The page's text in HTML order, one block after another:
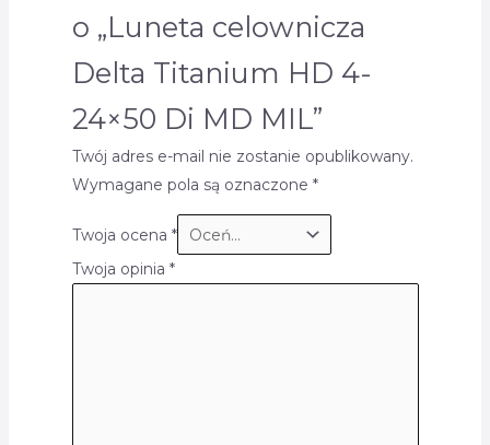
o „Luneta celownicza
Delta Titanium HD 4-
24×50 Di MD MIL”
Twój adres e-mail nie zostanie opublikowany.
Wymagane pola są oznaczone *
Twoja ocena *
Twoja opinia *